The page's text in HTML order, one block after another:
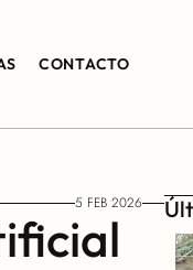
CONTACTO
5 FEB 2026